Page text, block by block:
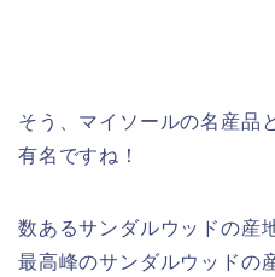
そう、マイソールの名産品
有名ですね！
数あるサンダルウッドの産
最高峰のサンダルウッドの